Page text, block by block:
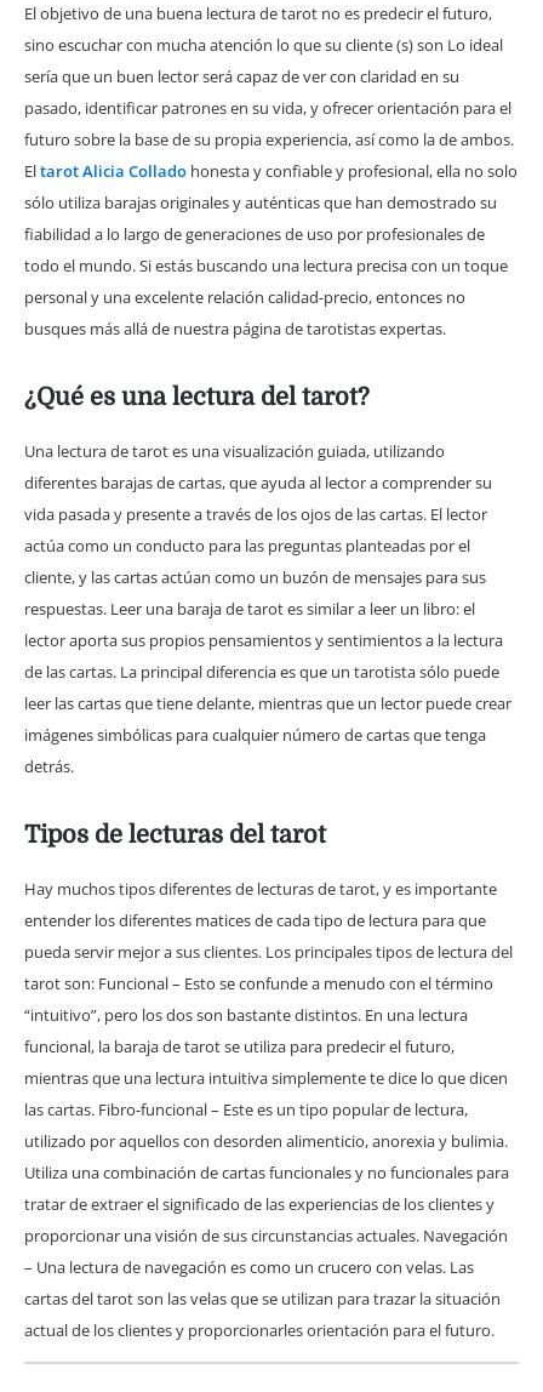
El objetivo de una buena lectura de tarot no es predecir el futuro,
sino escuchar con mucha atención lo que su cliente (s) son Lo ideal
sería que un buen lector será capaz de ver con claridad en su
pasado, identificar patrones en su vida, y ofrecer orientación para el
futuro sobre la base de su propia experiencia, así como la de ambos.
Eltarot Alicia Collado honesta y confiable y profesional, ella no solo
sólo utiliza barajas originales y auténticas que han demostrado su
fiabilidad a lo largo de generaciones de uso por profesionales de
todo el mundo. Si estás buscando una lectura precisa con un toque
personal y una excelente relación calidad-precio, entonces no
busques más allá de nuestra página de tarotistas expertas.
¿Qué es una lectura del tarot?
Una lectura de tarot es una visualización guiada, utilizando
diferentes barajas de cartas, que ayuda al lector a comprender su
vida pasada y presente a través de los ojos de las cartas. El lector
actúa como un conducto para las preguntas planteadas por el
cliente, y las cartas actúan como un buzón de mensajes para sus
respuestas. Leer una baraja de tarot es similar a leer un libro: el
lector aporta sus propios pensamientos y sentimientos a la lectura
de las cartas. La principal diferencia es que un tarotista sólo puede
leer las cartas que tiene delante, mientras que un lector puede crear
imágenes simbólicas para cualquier número de cartas que tenga
detrás.
Tipos de lecturas del tarot
Hay muchos tipos diferentes de lecturas de tarot, y es importante
entender los diferentes matices de cada tipo de lectura para que
pueda servir mejor a sus clientes. Los principales tipos de lectura del
tarot son: Funcional – Esto se confunde a menudo con el término
“intuitivo”, pero los dos son bastante distintos. En una lectura
funcional, la baraja de tarot se utiliza para predecir el futuro,
mientras que una lectura intuitiva simplemente te dice lo que dicen
las cartas. Fibro-funcional – Este es un tipo popular de lectura,
utilizado por aquellos con desorden alimenticio, anorexia y bulimia.
Utiliza una combinación de cartas funcionales y no funcionales para
tratar de extraer el significado de las experiencias de los clientes y
proporcionar una visión de sus circunstancias actuales. Navegación
– Una lectura de navegación es como un crucero con velas. Las
cartas del tarot son las velas que se utilizan para trazar la situación
actual de los clientes y proporcionarles orientación para el futuro.